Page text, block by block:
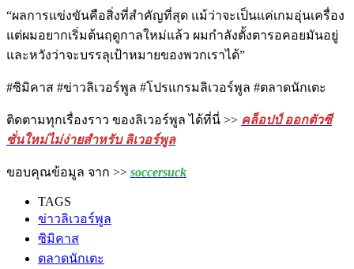
“ผลการแข่งขันคือสิ่งที่สำคัญที่สุด แม้ว่าจะเป็นแค่เกมอุ่นเครื่อง
แต่ผมอยากเริ่มต้นฤดูกาลใหม่แล้ว ผมกำลังตั้งตารอคอยมันอยู่
และหวังว่าจะบรรลุเป้าหมายของพวกเราได้”
#ซิมิคาส #ข่าวลิเวอร์พูล #โปรแกรมลิเวอร์พูล #ตลาดนักเตะ
ติดตามทุกเรื่องราว ของลิเวอร์พูล ได้ที่นี่ >> คล็อปป์ ออกตัวซี
ซั่นใหม่ไม่ง่ายสำหรับ ลิเวอร์พูล
ขอบคุณข้อมูล จาก >> soccersuck
TAGS
ข่าวลิเวอร์พูล
ซิมิคาส
ตลาดนักเตะ